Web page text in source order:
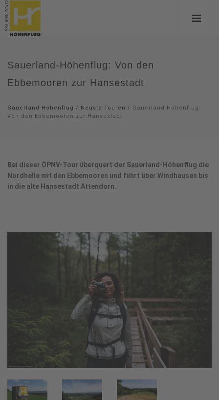
Sauerland-Höhenflug: Von den
Ebbemooren zur Hansestadt
Sauerland-Höhenflug / Neusta Touren / Sauerland-Höhenflug:
Von den Ebbemooren zur Hansestadt
Bei dieser ÖPNV-Tour überquert der Sauerland-Höhenflug die
Nordhelle mit den Ebbemooren und führt über Windhausen bis
in die alte Hansestadt Attendorn.